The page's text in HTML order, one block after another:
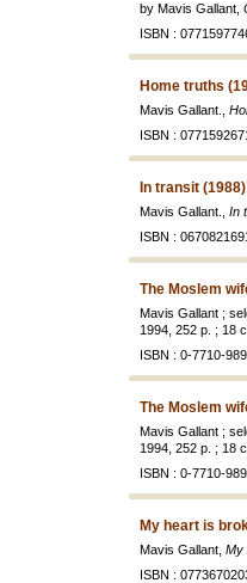
by Mavis Gallant,
ISBN :
Home truths
Mavis Gallant.,
ISBN :
In transit (1988)
Mavis Gallant., In
ISBN :
The Moslem
Mavis Gallant ;
1994, 252 p. ; 18
ISBN : 0-7710-
The Moslem
Mavis Gallant ;
1994, 252 p. ; 18
ISBN : 0-7710-
My heart is
Mavis Gallant, My
ISBN :